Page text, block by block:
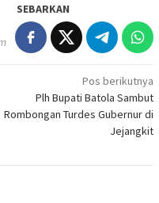
SEBARKAN
Pos berikutnya
Plh Bupati Batola Sambut
Rombongan Turdes Gubernur di
Jejangkit